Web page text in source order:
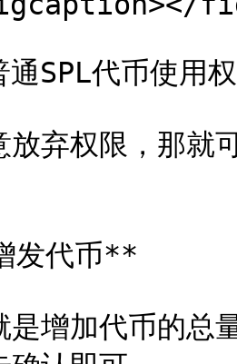
SPL代币使用
放弃权限，那就
发代币**
是增加代币的总